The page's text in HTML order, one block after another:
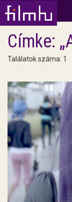
Címke:
Találatok száma: 1